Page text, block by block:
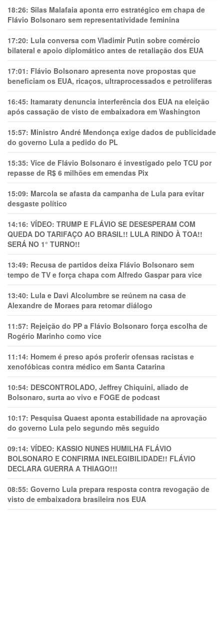
18:26: Silas Malafaia aponta erro estratégico em chapa de
Flávio Bolsonaro sem representatividade feminina
17:20: Lula conversa com Vladimir Putin sobre comércio
bilateral e apoio diplomático antes de retaliação dos EUA
17:01: Flávio Bolsonaro apresenta nove propostas que
beneficiam os EUA, ricaços, ultraprocessados e petrolíferas
16:45: Itamaraty denuncia interferência dos EUA na eleição
após cassação de visto de embaixadora em Washington
15:57: Ministro André Mendonça exige dados de publicidade
do governo Lula a pedido do PL
15:35: Vice de Flávio Bolsonaro é investigado pelo TCU por
repasse de R$ 6 milhões em emendas Pix
15:09: Marcola se afasta da campanha de Lula para evitar
desgaste político
14:16: VÍDEO: TRUMP E FLÁVIO SE DESESPERAM COM
QUEDA DO TARIFAÇO AO BRASIL!! LULA RINDO À TOA!!
SERÁ NO 1° TURNO!!
13:49: Recusa de partidos deixa Flávio Bolsonaro sem
tempo de TV e força chapa com Alfredo Gaspar para vice
13:40: Lula e Davi Alcolumbre se reúnem na casa de
Alexandre de Moraes para retomar diálogo
11:57: Rejeição do PP a Flávio Bolsonaro força escolha de
Rogério Marinho como vice
11:14: Homem é preso após proferir ofensas racistas e
xenofóbicas contra médico em Santa Catarina
10:54: DESCONTROLADO, Jeffrey Chiquini, aliado de
Bolsonaro, surta ao vivo e FOGE de podcast
10:17: Pesquisa Quaest aponta estabilidade na aprovação
do governo Lula pelo segundo mês seguido
09:14: VÍDEO: KASSIO NUNES HUMlLHA FLÁVIO
BOLSONARO E CONFIRMA INELEGIBILIDADE!! FLÁVIO
DECLARA GUERRA A THIAGO!!!
08:55: Governo Lula prepara resposta contra revogação de
visto de embaixadora brasileira nos EUA